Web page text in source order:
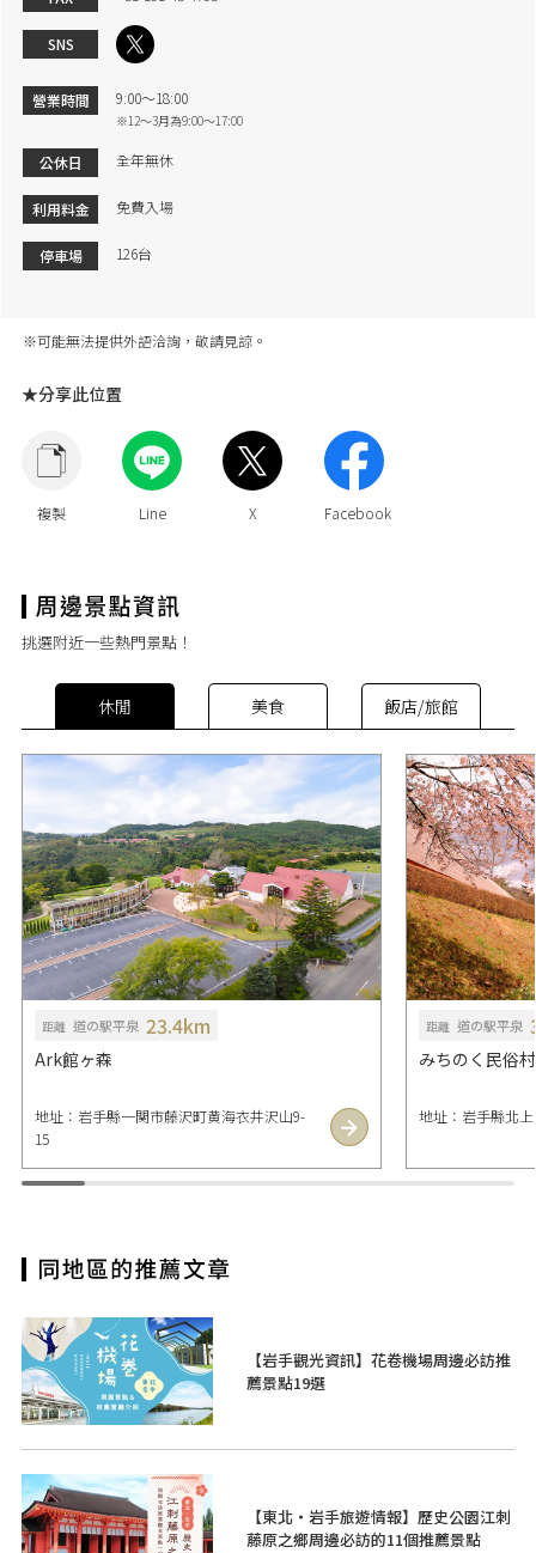
SNS
營業時間 9:00～18:00
※12～3月為9:00～17:00
公休日 全年無休
利用料金 免費入場
停車場 126台
※可能無法提供外語洽詢，敬請見諒。
★分享此位置
挑選附近一些熱門景點！
休閒 美食 飯店/旅館
距離 道の駅平泉 23.4km
Ark館ヶ森
地址：岩手縣一関市藤沢町黄海衣井沢山9-
15
距離 道の駅平泉
みちのく民俗村
地址：岩手縣北
【岩手觀光資訊】花卷機場周邊必訪推
薦景點19選
【東北・岩手旅遊情報】歷史公園江刺
藤原之鄉周邊必訪的11個推薦景點